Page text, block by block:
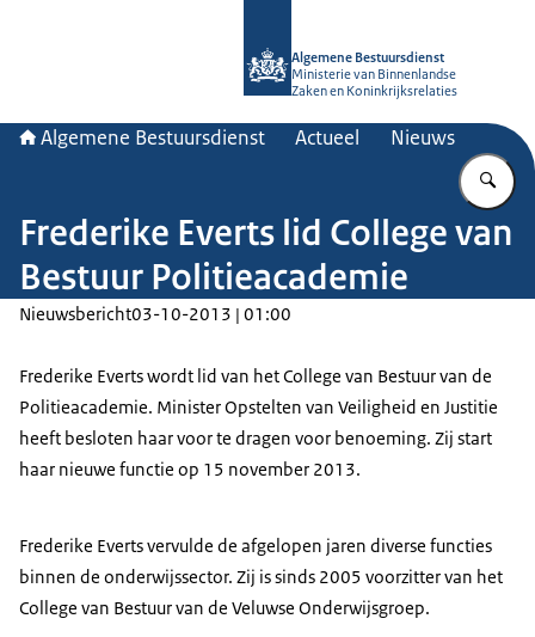
Algemene Bestuursdienst
Ministerie van Binnenlandse
Zaken en Koninkrijksrelaties
Algemene Bestuursdienst Actueel Nieuws
Frederike Everts lid College van
Bestuur Politieacademie
Nieuwsbericht03-10-2013 | 01:00
Frederike Everts wordt lid van het College van Bestuur van de
Politieacademie. Minister Opstelten van Veiligheid en Justitie
heeft besloten haar voor te dragen voor benoeming. Zij start
haar nieuwe functie op 15 november 2013.
Frederike Everts vervulde de afgelopen jaren diverse functies
binnen de onderwijssector. Zij is sinds 2005 voorzitter van het
College van Bestuur van de Veluwse Onderwijsgroep.